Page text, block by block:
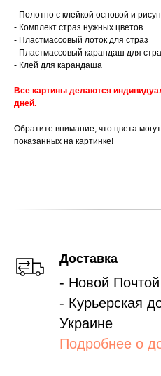
- Полотно с клейкой основой и
- Комплект страз нужных цветов
- Пластмассовый лоток для страз
- Пластмассовый карандаш для
- Клей для карандаша
Все картины делаются
дней.
Обратите внимание, что цвета
показанных на картинке!
Доставка
- Новой
- Курьерская
Украине
Подробнее о